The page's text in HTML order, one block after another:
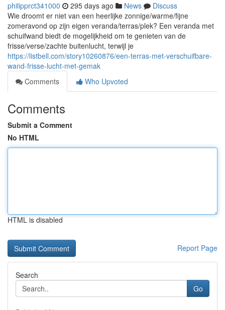
philipprct341000 295 days ago News
Discuss
Wie droomt er niet van een heerlijke zonnige/warme/fijne
zomeravond op zijn eigen veranda/terras/plek? Een veranda met
schuifwand biedt de mogelijkheid om te genieten van de
frisse/verse/zachte buitenlucht, terwijl je
https://listbell.com/story10260876/een-terras-met-verschuifbare-
wand-frisse-lucht-met-gemak
Comments
Who Upvoted
Comments
Submit a Comment
No HTML
HTML is disabled
Report Page
Search
Go